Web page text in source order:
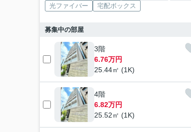
光ファイバー
宅配ボックス
募集中の部屋
3階
6.76万円
25.44㎡ (1K)
4階
6.82万円
25.52㎡ (1K)